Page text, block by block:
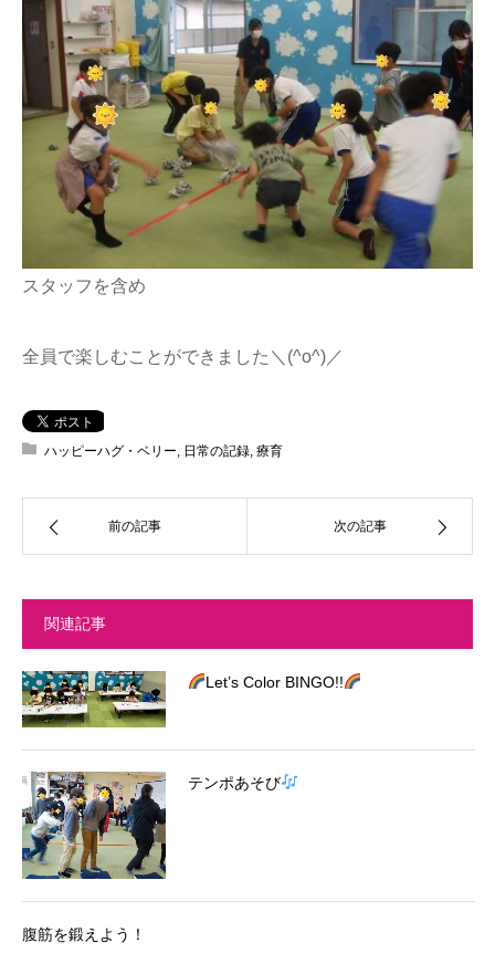
スタッフを含め
全員で楽しむことができました＼(^o^)／
ハッピーハグ・ベリー, 日常の記録, 療育
前の記事 次の記事
関連記事
Let’s Color BINGO!!
テンポあそび
腹筋を鍛えよう！